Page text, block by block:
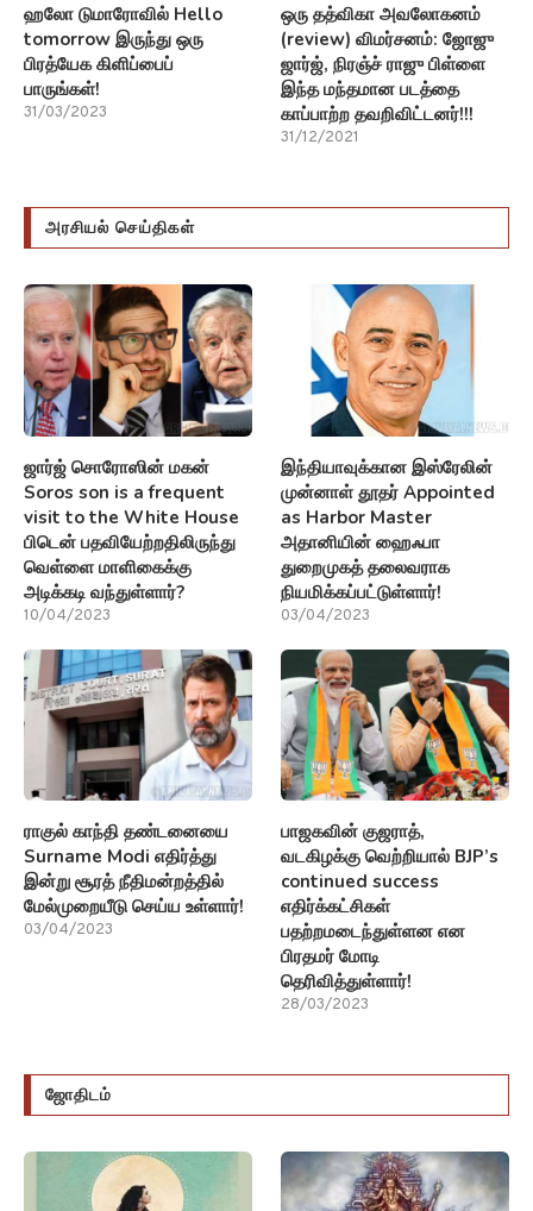
ஹலோ டுமாரோவில் Hello
tomorrow இருந்து ஒரு
பிரத்யேக கிளிப்பைப்
பாருங்கள்!
31/03/2023
ஒரு தத்விகா அவலோகனம்
(review) விமர்சனம்: ஜோஜு
ஜார்ஜ், நிரஞ்ச் ராஜு பிள்ளை
இந்த மந்தமான படத்தை
காப்பாற்ற தவறிவிட்டனர்!!!
31/12/2021
அரசியல் செய்திகள்
ஜார்ஜ் சொரோஸின் மகன்
Soros son is a frequent
visit to the White House
பிடென் பதவியேற்றதிலிருந்து
வெள்ளை மாளிகைக்கு
அடிக்கடி வந்துள்ளார்?
10/04/2023
இந்தியாவுக்கான இஸ்ரேலின்
முன்னாள் தூதர் Appointed
as Harbor Master
அதானியின் ஹைஃபா
துறைமுகத் தலைவராக
நியமிக்கப்பட்டுள்ளார்!
03/04/2023
ராகுல் காந்தி தண்டனையை
Surname Modi எதிர்த்து
இன்று சூரத் நீதிமன்றத்தில்
மேல்முறையீடு செய்ய உள்ளார்!
03/04/2023
பாஜகவின் குஜராத்,
வடகிழக்கு வெற்றியால் BJP’s
continued success
எதிர்க்கட்சிகள்
பதற்றமடைந்துள்ளன என
பிரதமர் மோடி
தெரிவித்துள்ளார்!
28/03/2023
ஜோதிடம்